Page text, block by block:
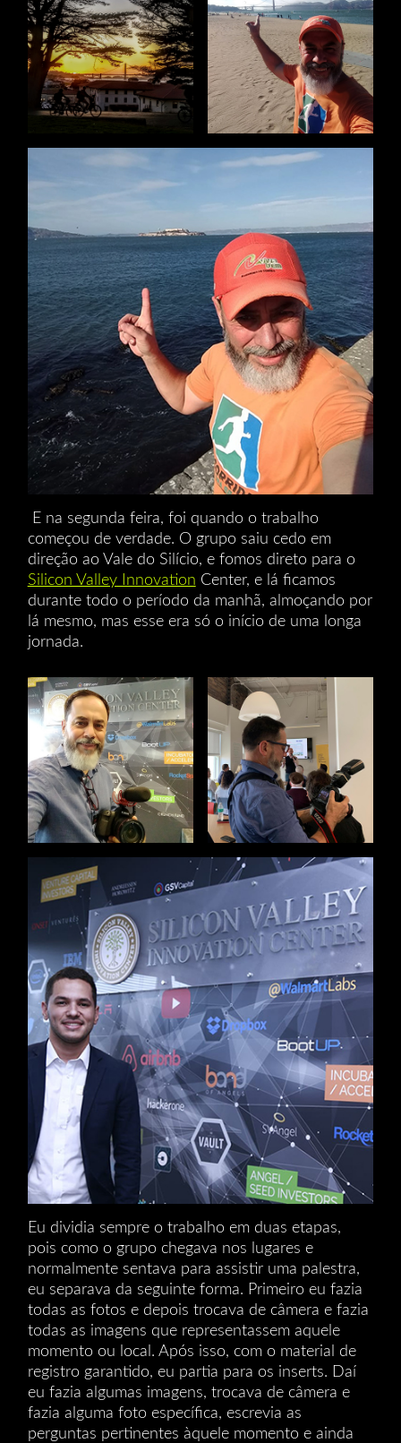
E na segunda feira, foi quando o trabalho
começou de verdade. O grupo saiu cedo em
direção ao Vale do Silício, e fomos direto para o
Silicon Valley Innovation Center, e lá ficamos
durante todo o período da manhã, almoçando por
lá mesmo, mas esse era só o início de uma longa
jornada.
Eu dividia sempre o trabalho em duas etapas,
pois como o grupo chegava nos lugares e
normalmente sentava para assistir uma palestra,
eu separava da seguinte forma. Primeiro eu fazia
todas as fotos e depois trocava de câmera e fazia
todas as imagens que representassem aquele
momento ou local. Após isso, com o material de
registro garantido, eu partia para os inserts. Daí
eu fazia algumas imagens, trocava de câmera e
fazia alguma foto específica, escrevia as
perguntas pertinentes àquele momento e ainda